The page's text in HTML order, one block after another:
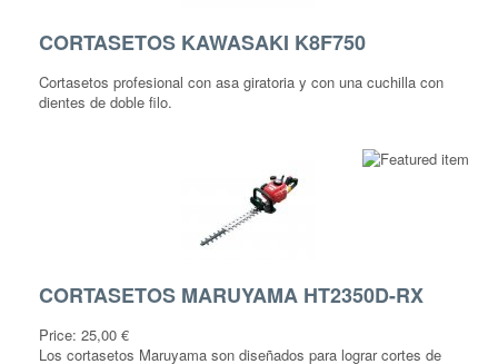
CORTASETOS KAWASAKI K8F750
Cortasetos profesional con asa giratoria y con una cuchilla con
dientes de doble filo.
CORTASETOS MARUYAMA HT2350D-RX
Price: 25,00 €
Los cortasetos Maruyama son diseñados para lograr cortes de